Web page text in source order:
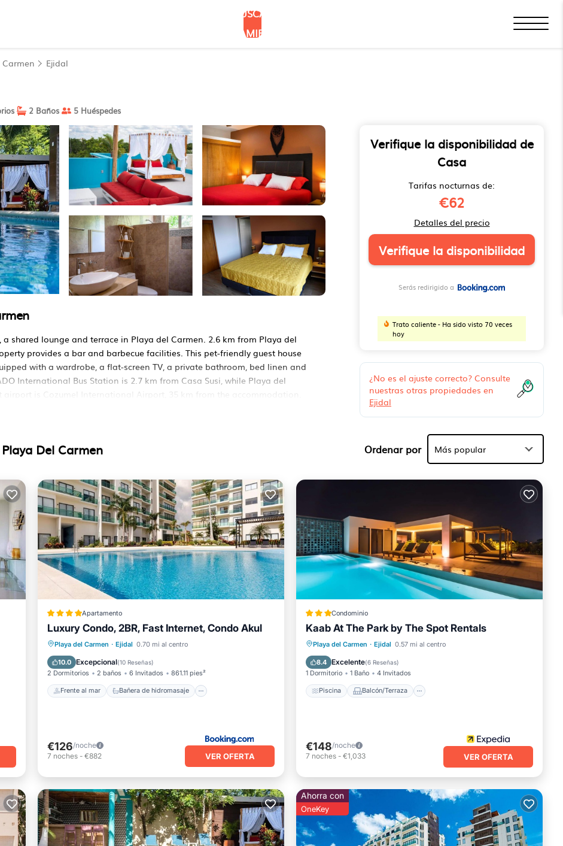
BUSCAR
ALOJAMIENTOS
Ejidal
2 Baños 5 Huéspedes
shared lounge and terrace in Playa del Carmen. 2.6 km from Playa del
provides a bar and barbecue facilities. This pet-friendly guest house
with a wardrobe, a flat-screen TV, a private bathroom, bed linen and
International Bus Station is 2.7 km from Casa Susi, while Playa del
is Cozumel International Airport, 35 km from the accommodation.
Mascota amigable, y varios otros. Esta es una buena propiedad
promedio de 10 . ¿Llegar a Playa del Carmen y necesitar un lugar
Casa Si desea obtener más información sobre este lugar
como son proporcionados por nuestro socio, Booking.com.
y tiene todo Instalaciones que se han enumerado a continuación. Tenga en
para la lista "Casa Susi". Confiamos únicamente en sus detalles
preocupación sobre el información o precisión que describe esto
Verifique la disponibilidad de
Casa
Tarifas nocturnas de:
€62
Detalles del precio
Verifique la disponibilidad
Serás redirigido a
Trato caliente - Ha sido visto 70 veces
hoy
¿No es el ajuste correcto? Consulte
nuestras otras propiedades en
Ejidal
Del Carmen Ordenar por Más popular
Apartamento
Luxury Condo, 2BR, Fast Internet, Condo Akul
Playa del Carmen · Ejidal 0.70 mi al centro
10.0 Excepcional(10 Reseñas)
2 Dormitorios 2 baños 6 Invitados 861.11 pies²
Frente al mar Bañera de hidromasaje
Frente al mar
Bañera de hidromasaje
Desayuno
Aparcamiento
€126/noche
7 noches - €882 VER OFERTA
Condominio
Kaab At The Park by The Spot Rentals
Playa del Carmen · Ejidal 0.57 mi al centro
8.4 Excelente(6 Reseñas)
1 Dormitorio 1 Baño 4 Invitados
Piscina Balcón/Terraza
Piscina Balcón/Terraza
Aire acondicionado
€148/noche
7 noches - €1,033 VER OFERTA
Ahorra con
OneKey